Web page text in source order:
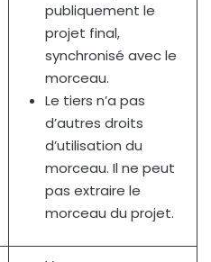
publiquement le
projet final,
synchronisé avec le
morceau.
Le tiers n’a pas
d’autres droits
d’utilisation du
morceau. Il ne peut
pas extraire le
morceau du projet.